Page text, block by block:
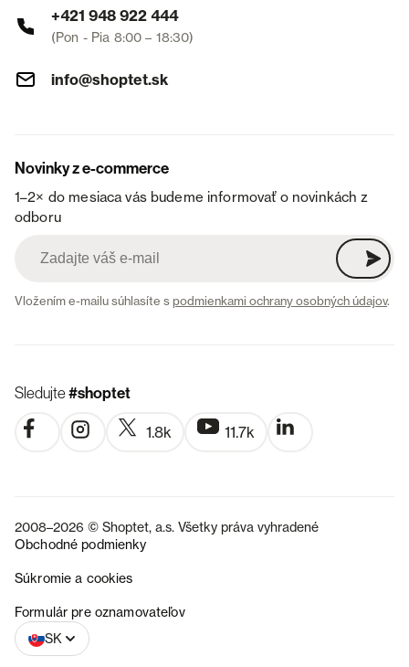
+421 948 922 444
(Pon - Pia 8:00 – 18:30)
info@shoptet.sk
Novinky z e-commerce
1–2× do mesiaca vás budeme informovať o novinkách z
odboru
Vložením e-mailu súhlasíte spodmienkami ochrany osobných údajov.
Sledujte#shoptet
1.8k 11.7k
2008–2026 © Shoptet, a.s. Všetky práva vyhradené
Obchodné podmienky
Súkromie a cookies
Formulár pre oznamovateľov
SK